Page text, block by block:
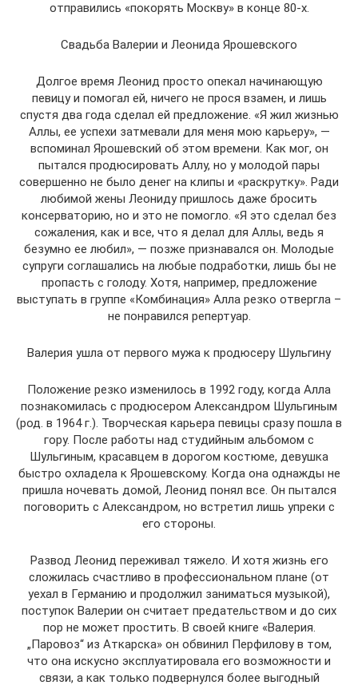
отправились «покорять Москву» в конце 80-х.
Свадьба Валерии и Леонида Ярошевского
Долгое время Леонид просто опекал начинающую
певицу и помогал ей, ничего не прося взамен, и лишь
спустя два года сделал ей предложение. «Я жил жизнью
Аллы, ее успехи затмевали для меня мою карьеру», —
вспоминал Ярошевский об этом времени. Как мог, он
пытался продюсировать Аллу, но у молодой пары
совершенно не было денег на клипы и «раскрутку». Ради
любимой жены Леониду пришлось даже бросить
консерваторию, но и это не помогло. «Я это сделал без
сожаления, как и все, что я делал для Аллы, ведь я
безумно ее любил», — позже признавался он. Молодые
супруги соглашались на любые подработки, лишь бы не
пропасть с голоду. Хотя, например, предложение
выступать в группе «Комбинация» Алла резко отвергла –
не понравился репертуар.
Валерия ушла от первого мужа к продюсеру Шульгину
Положение резко изменилось в 1992 году, когда Алла
познакомилась с продюсером Александром Шульгиным
(род. в 1964 г.). Творческая карьера певицы сразу пошла в
гору. После работы над студийным альбомом с
Шульгиным, красавцем в дорогом костюме, девушка
быстро охладела к Ярошевскому. Когда она однажды не
пришла ночевать домой, Леонид понял все. Он пытался
поговорить с Александром, но встретил лишь упреки с
его стороны.
Развод Леонид переживал тяжело. И хотя жизнь его
сложилась счастливо в профессиональном плане (от
уехал в Германию и продолжил заниматься музыкой),
поступок Валерии он считает предательством и до сих
пор не может простить. В своей книге «Валерия.
„Паровоз“ из Аткарска» он обвинил Перфилову в том,
что она искусно эксплуатировала его возможности и
связи, а как только подвернулся более выгодный